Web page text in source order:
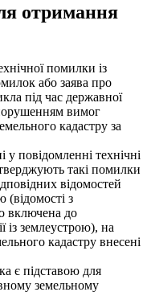
отримання
помилки із
або заява про
під час державної
порушенням вимог
кадастру за
у повідомленні технічні
такі помилки
відомостей
(відомості з
включена до
із землеустрою), на
кадастру внесені
є підставою для
земельному